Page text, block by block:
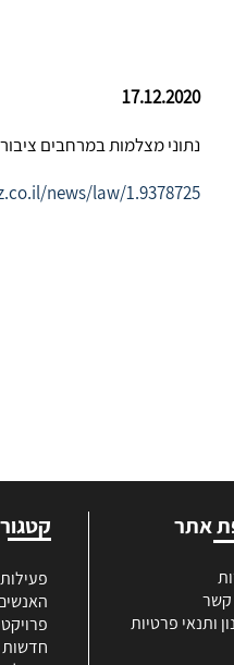
17.12.2020
נתוני מצלמות במרחבים
news/law/1.9378725
אתר
קשר
ותנאי פרטיות
חדשות